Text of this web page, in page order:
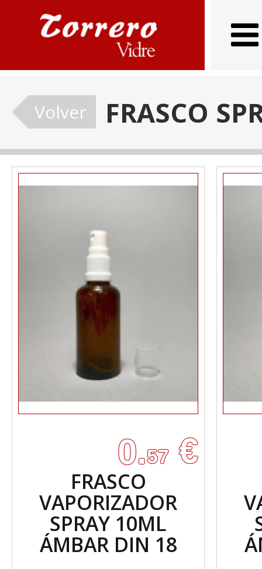
Volver FRASCO
0.57 €
FRASCO
VAPORIZADOR
SPRAY 10ML
ÁMBAR DIN 18